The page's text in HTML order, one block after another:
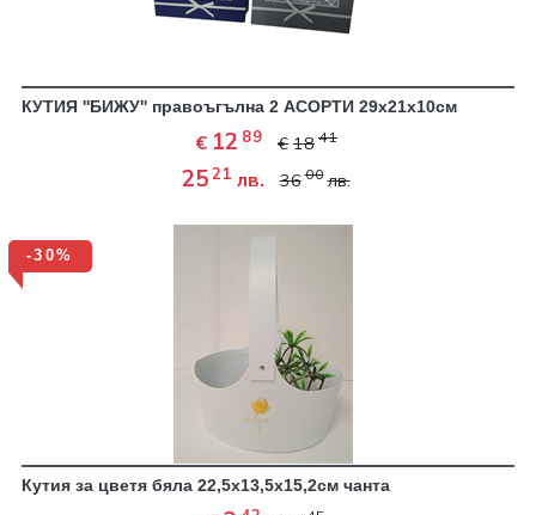
КУТИЯ ''БИЖУ'' правоъгълна 2 АСОРТИ 29х21х10см
€ 12 89 € 18 41
25 21 лв. 36 00 лв.
-30%
Кутия за цветя бяла 22,5х13,5х15,2см чанта